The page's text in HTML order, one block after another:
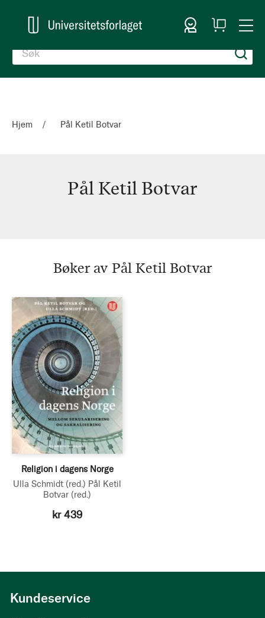
Logg inn
Handlekurv
Hjem Pål Ketil Botvar
Pål Ketil Botvar
BotvarBøker av Pål Ketil Botvar
Religion i dagens Norge
Ulla Schmidt (red.) Pål Ketil
Botvar (red.)
kr 439
Kundeservice